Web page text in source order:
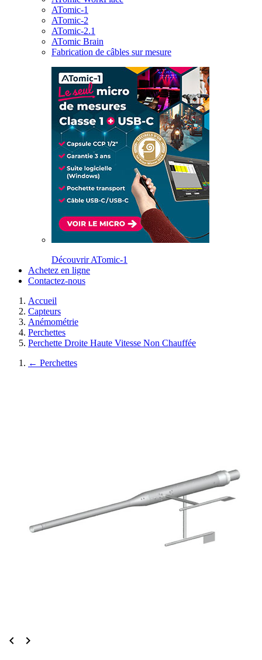
ATomic-1
ATomic-2
ATomic-2.1
ATomic Brain
Fabrication de câbles sur mesure
Découvrir ATomic-1
Achetez en ligne
Contactez-nous
Accueil
Capteurs
Anémométrie
Perchettes
Perchette Droite Haute Vitesse Non Chauffée
← Perchettes
 